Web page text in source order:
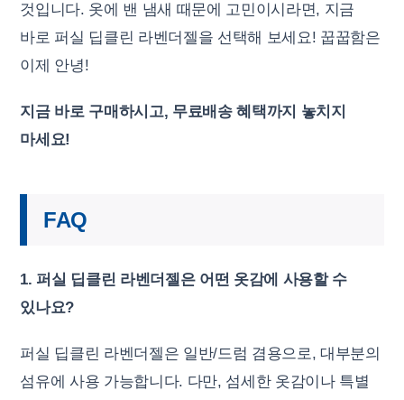
것입니다. 옷에 밴 냄새 때문에 고민이시라면, 지금
바로 퍼실 딥클린 라벤더젤을 선택해 보세요! 꿉꿉함은
이제 안녕!
지금 바로 구매하시고, 무료배송 혜택까지 놓치지
마세요!
FAQ
1. 퍼실 딥클린 라벤더젤은 어떤 옷감에 사용할 수
있나요?
퍼실 딥클린 라벤더젤은 일반/드럼 겸용으로, 대부분의
섬유에 사용 가능합니다. 다만, 섬세한 옷감이나 특별